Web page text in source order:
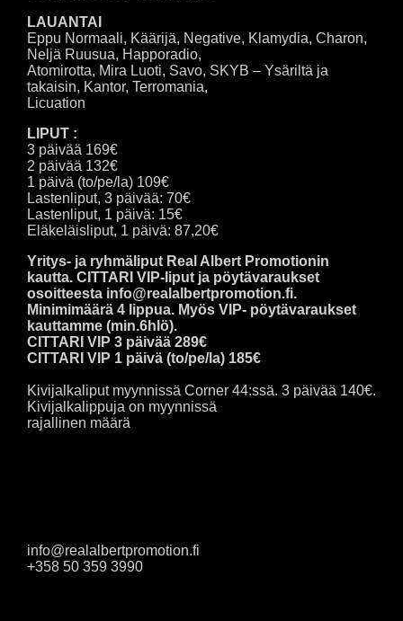
LAUANTAI
Eppu Normaali, Käärijä, Negative, Klamydia, Charon,
Neljä Ruusua, Happoradio,
Atomirotta, Mira Luoti, Savo, SKYB – Ysäriltä ja
takaisin, Kantor, Terromania,
Licuation
LIPUT :
3 päivää 169€
2 päivää 132€
1 päivä (to/pe/la) 109€
Lastenliput, 3 päivää: 70€
Lastenliput, 1 päivä: 15€
Eläkeläisliput, 1 päivä: 87,20€
Yritys- ja ryhmäliput Real Albert Promotionin
kautta. CITTARI VIP-liput ja pöytävaraukset
osoitteesta info@realalbertpromotion.fi.
Minimimäärä 4 lippua. Myös VIP- pöytävaraukset
kauttamme (min.6hlö).
CITTARI VIP 3 päivää 289€
CITTARI VIP 1 päivä (to/pe/la) 185€
Kivijalkaliput myynnissä Corner 44:ssä. 3 päivää 140€.
Kivijalkalippuja on myynnissä
rajallinen määrä
info@realalbertpromotion.fi
+358 50 359 3990